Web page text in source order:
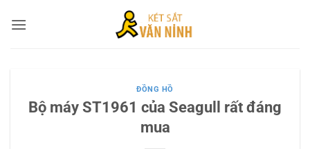
qua
ĐỒNG HỒ
Bộ máy ST1961 của Seagull rất đáng
mua